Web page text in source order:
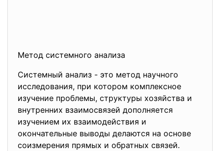
Метод системного анализа
Системный анализ - это метод научного
исследования, при котором комплексное
изучение проблемы, структуры хозяйства и
внутренних взаимосвязей дополняется
изучением их взаимодействия и
окончательные выводы делаются на основе
соизмерения прямых и обратных связей.